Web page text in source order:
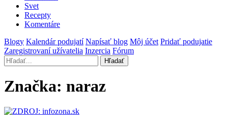
Svet
Recepty
Komentáre
Blogy Kalendár podujatí Napísať blog Môj účet Pridať podujatie
Zaregistrovaní užívatelia Inzercia Fórum
Hľadať
Značka: naraz